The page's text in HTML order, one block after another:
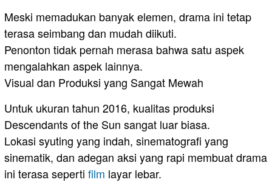
Meski memadukan banyak elemen, drama ini tetap
terasa seimbang dan mudah diikuti.
Penonton tidak pernah merasa bahwa satu aspek
mengalahkan aspek lainnya.
Visual dan Produksi yang Sangat Mewah
Untuk ukuran tahun 2016, kualitas produksi
Descendants of the Sun sangat luar biasa.
Lokasi syuting yang indah, sinematografi yang
sinematik, dan adegan aksi yang rapi membuat drama
ini terasa seperti film layar lebar.